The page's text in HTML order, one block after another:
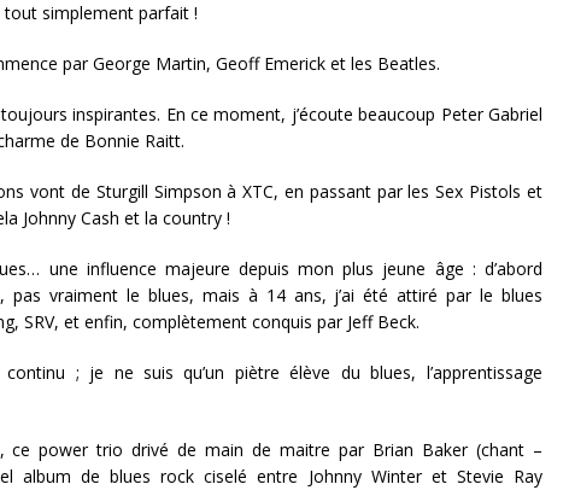
simplement parfait !
par George Martin, Geoff Emerick et les Beatles.
inspirantes. En ce moment, j’écoute beaucoup Peter Gabriel
de Bonnie Raitt.
vont de Sturgill Simpson à XTC, en passant par les Sex Pistols et
Johnny Cash et la country !
une influence majeure depuis mon plus jeune âge : d’abord
pas vraiment le blues, mais à 14 ans, j’ai été attiré par le blues
SRV, et enfin, complètement conquis par Jeff Beck.
; je ne suis qu’un piètre élève du blues, l’apprentissage
ce power trio drivé de main de maitre par Brian Baker (chant –
album de blues rock ciselé entre Johnny Winter et Stevie Ray